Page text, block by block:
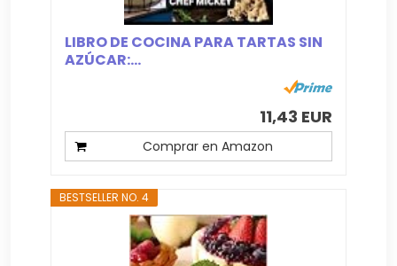
LIBRO DE COCINA PARA TARTAS SIN
AZÚCAR:...
11,43 EUR
Comprar en Amazon
BESTSELLER NO. 4